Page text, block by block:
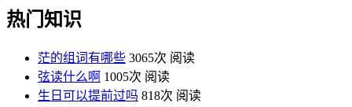
热门知识
茫的组词有哪些 3065次 阅读
弦读什么啊 1005次 阅读
生日可以提前过吗 818次 阅读